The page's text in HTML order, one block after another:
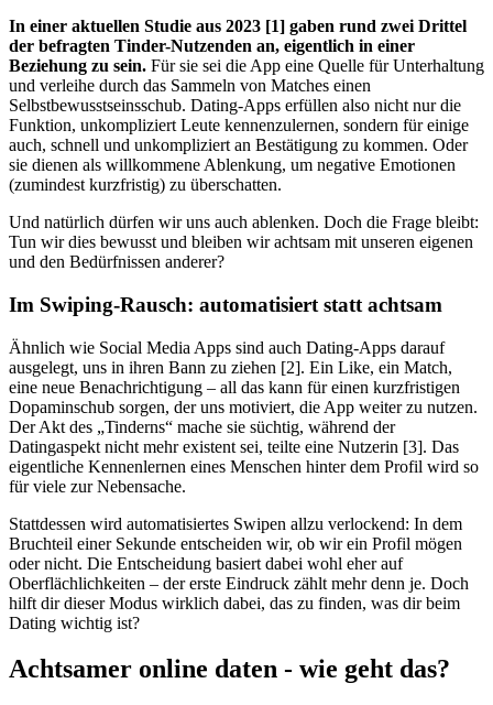
In einer aktuellen Studie aus 2023 [1] gaben rund zwei Drittel
der befragten Tinder-Nutzenden an, eigentlich in einer
Beziehung zu sein. Für sie sei die App eine Quelle für Unterhaltung
und verleihe durch das Sammeln von Matches einen
Selbstbewusstseinsschub. Dating-Apps erfüllen also nicht nur die
Funktion, unkompliziert Leute kennenzulernen, sondern für einige
auch, schnell und unkompliziert an Bestätigung zu kommen. Oder
sie dienen als willkommene Ablenkung, um negative Emotionen
(zumindest kurzfristig) zu überschatten.
Und natürlich dürfen wir uns auch ablenken. Doch die Frage bleibt:
Tun wir dies bewusst und bleiben wir achtsam mit unseren eigenen
und den Bedürfnissen anderer?
Im Swiping-Rausch: automatisiert statt achtsam
Ähnlich wie Social Media Apps sind auch Dating-Apps darauf
ausgelegt, uns in ihren Bann zu ziehen [2]. Ein Like, ein Match,
eine neue Benachrichtigung – all das kann für einen kurzfristigen
Dopaminschub sorgen, der uns motiviert, die App weiter zu nutzen.
Der Akt des „Tinderns“ mache sie süchtig, während der
Datingaspekt nicht mehr existent sei, teilte eine Nutzerin [3]. Das
eigentliche Kennenlernen eines Menschen hinter dem Profil wird so
für viele zur Nebensache.
Stattdessen wird automatisiertes Swipen allzu verlockend: In dem
Bruchteil einer Sekunde entscheiden wir, ob wir ein Profil mögen
oder nicht. Die Entscheidung basiert dabei wohl eher auf
Oberflächlichkeiten – der erste Eindruck zählt mehr denn je. Doch
hilft dir dieser Modus wirklich dabei, das zu finden, was dir beim
Dating wichtig ist?
Achtsamer online daten - wie geht das?